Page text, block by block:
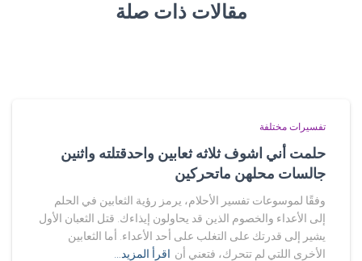
مقالات ذات صلة
تفسيرات مختلفة
حلمت أني اشوف ثلاثه ثعابين واحدقتلته واثنين
جالسات محلهن ماتحركين
وفقًا لموسوعات تفسير الأحلام، يرمز رؤية الثعابين في الحلم
إلى الأعداء والخصوم الذين قد يحاولون إيذاءك. قتل الثعبان الأول
يشير إلى قدرتك على التغلب على أحد الأعداء. أما الثعابين
الأخرى اللتي لم تتحرك، فتعني أن اقرأ المزيد…